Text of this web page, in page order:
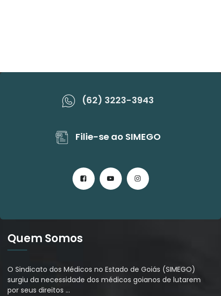
(62) 3223-3943
Filie-se ao SIMEGO
Quem Somos
O Sindicato dos Médicos no Estado de Goiás (SIMEGO)
surgiu da necessidade dos médicos goianos de lutarem
por seus direitos …